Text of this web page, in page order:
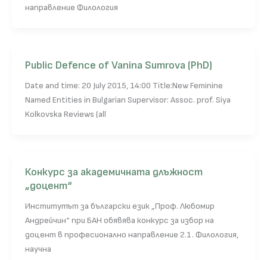
направление Филология
Public Defence of Vanina Sumrova (PhD)
Date and time: 20 July 2015, 14:00 Title:New Feminine
Named Entities in Bulgarian Supervisor: Assoc. prof. Siya
Kolkovska Reviews (all
Конкурс за академичната длъжност
„доцент“
Институтът за български език „Проф. Любомир
Андрейчин“ при БАН обявява конкурс за избор на
доцент в професионално направление 2.1. Филология,
научна